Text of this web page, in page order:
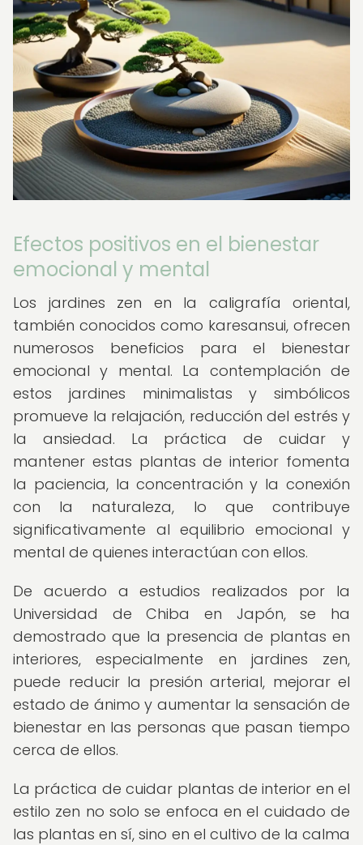
Efectos positivos en el bienestar
emocional y mental
Los jardines zen en la caligrafía oriental,
también conocidos como karesansui, ofrecen
numerosos beneficios para el bienestar
emocional y mental. La contemplación de
estos jardines minimalistas y simbólicos
promueve la relajación, reducción del estrés y
la ansiedad. La práctica de cuidar y
mantener estas plantas de interior fomenta
la paciencia, la concentración y la conexión
con la naturaleza, lo que contribuye
significativamente al equilibrio emocional y
mental de quienes interactúan con ellos.
De acuerdo a estudios realizados por la
Universidad de Chiba en Japón, se ha
demostrado que la presencia de plantas en
interiores, especialmente en jardines zen,
puede reducir la presión arterial, mejorar el
estado de ánimo y aumentar la sensación de
bienestar en las personas que pasan tiempo
cerca de ellos.
La práctica de cuidar plantas de interior en el
estilo zen no solo se enfoca en el cuidado de
las plantas en sí, sino en el cultivo de la calma